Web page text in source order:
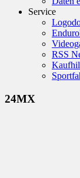
Service
RSS
24MX